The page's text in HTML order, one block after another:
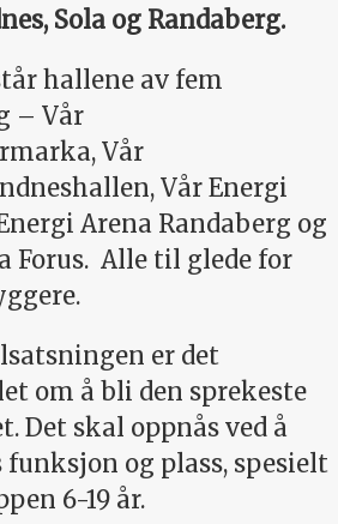
Sola og Randaberg.
hallene av fem
– Vår
Vår
Vår Energi
Arena Randaberg og
Forus. Alle til glede for
er det
om å bli den sprekeste
Det skal oppnås ved å
og plass, spesielt
6-19 år.